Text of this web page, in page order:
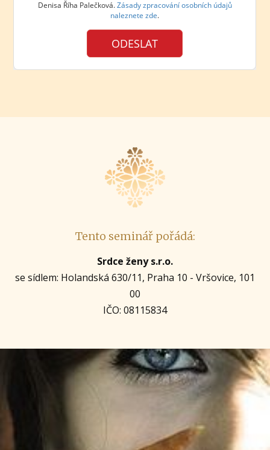
Tento seminář pořádá:
Srdce ženy s.r.o.
se sídlem: Holandská 630/11, Praha 10 - Vršovice, 101
00
IČO: 08115834